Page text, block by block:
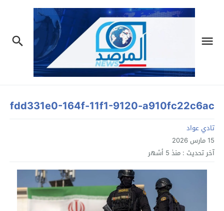
fdd331e0-164f-11f1-9120-a910fc22c6ac
تادي عواد
15 مارس 2026
آخر تحديث : منذ 5 أشهر